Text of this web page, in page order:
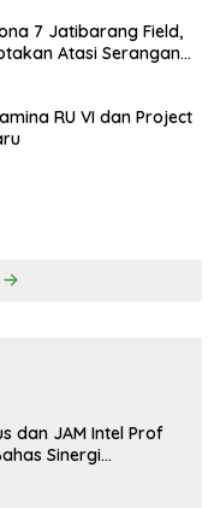
7 Jatibarang Field,
Atasi Serangan
RU VI dan Project
dan JAM Intel Prof
Sinergi